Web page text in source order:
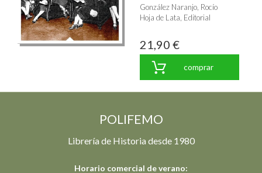
González Naranjo, Rocío
Hoja de Lata, Editorial
21,90 €
comprar
POLIFEMO
Librería de Historia desde 1980
Horario comercial de verano: